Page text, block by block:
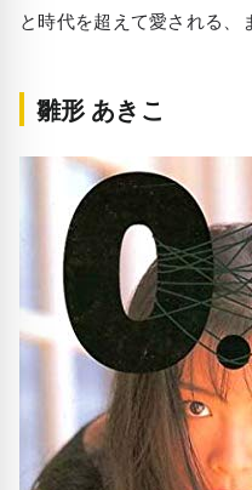
と時代を超えて愛される、
雛形 あきこ